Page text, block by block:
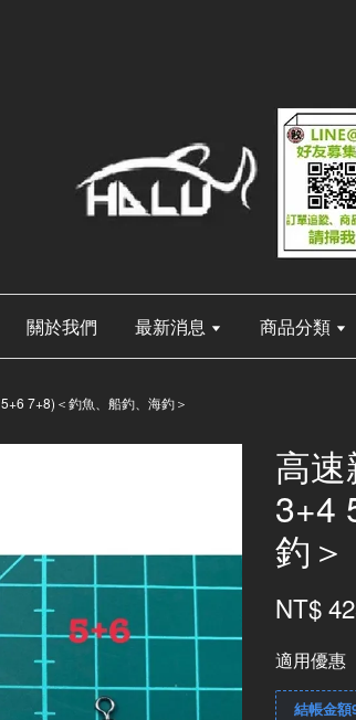
關於我們 最新消息 商品分類
7+8)＜釣魚、船釣、海釣＞
高
3+4
釣＞
NT$
適用優惠
結帳金額